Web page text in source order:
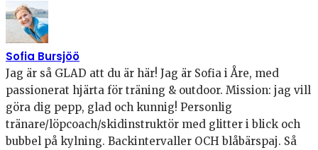
Sofia Bursjöö
Jag är så GLAD att du är här! Jag är Sofia i Åre, med
passionerat hjärta för träning & outdoor. Mission: jag vill
göra dig pepp, glad och kunnig! Personlig
tränare/löpcoach/skidinstruktör med glitter i blick och
bubbel på kylning. Backintervaller OCH blåbärspaj. Så